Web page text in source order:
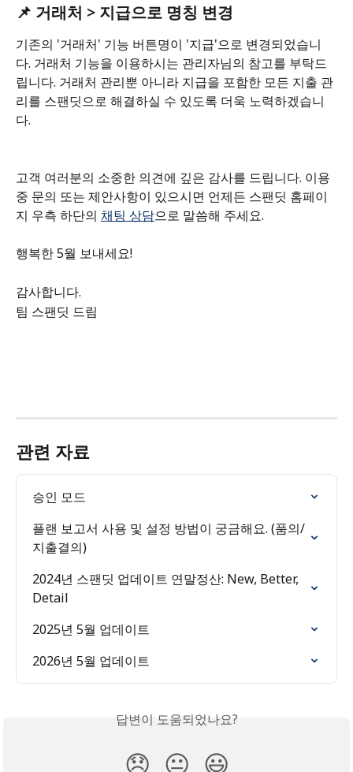
📌 거래처 > 지급으로 명칭 변경
기존의 '거래처' 기능 버튼명이 '지급'으로 변경되었습니
다. 거래처 기능을 이용하시는 관리자님의 참고를 부탁드
립니다. 거래처 관리뿐 아니라 지급을 포함한 모든 지출 관
리를 스팬딧으로 해결하실 수 있도록 더욱 노력하겠습니
다.
고객 여러분의 소중한 의견에 깊은 감사를 드립니다. 이용
중 문의 또는 제안사항이 있으시면 언제든 스팬딧 홈페이
지 우측 하단의 채팅 상담으로 말씀해 주세요.
행복한 5월 보내세요!
감사합니다.
팀 스팬딧 드림
관련 자료
승인 모드
플랜 보고서 사용 및 설정 방법이 궁금해요. (품의/
지출결의)
2024년 스팬딧 업데이트 연말정산: New, Better,
Detail
2025년 5월 업데이트
2026년 5월 업데이트
답변이 도움되었나요?
😞 😐 😃